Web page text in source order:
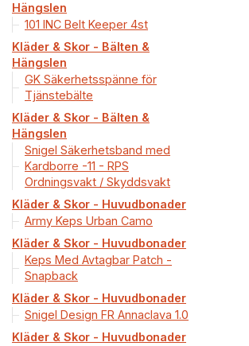
Hängslen
101 INC Belt Keeper 4st
Kläder & Skor - Bälten &
Hängslen
GK Säkerhetsspänne för
Tjänstebälte
Kläder & Skor - Bälten &
Hängslen
Snigel Säkerhetsband med
Kardborre -11 - RPS
Ordningsvakt / Skyddsvakt
Kläder & Skor - Huvudbonader
Army Keps Urban Camo
Kläder & Skor - Huvudbonader
Keps Med Avtagbar Patch -
Snapback
Kläder & Skor - Huvudbonader
Snigel Design FR Annaclava 1.0
Kläder & Skor - Huvudbonader